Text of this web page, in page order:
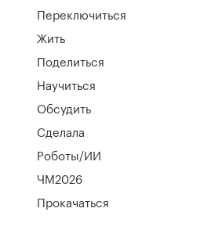
Переключиться
Жить
Поделиться
Научиться
Обсудить
Сделала
Роботы/ИИ
ЧМ2026
Прокачаться